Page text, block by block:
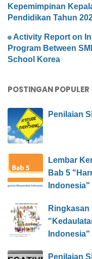
Kepemimpinan
Pendidikan Tahun
Activity Report on
Program Between
School Korea
POSTINGAN POPULER
Penilaian
Lembar
Bab 5
Indonesia"
Ringkasan
Penilaian